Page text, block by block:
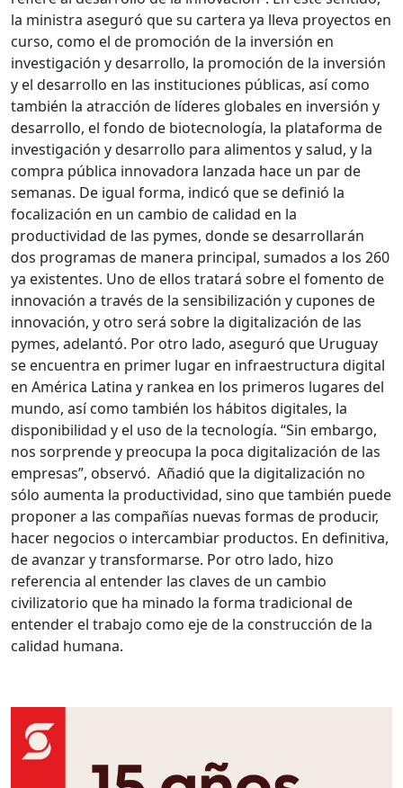
la ministra aseguró que su cartera ya lleva proyectos en
curso, como el de promoción de la inversión en
investigación y desarrollo, la promoción de la inversión
y el desarrollo en las instituciones públicas, así como
también la atracción de líderes globales en inversión y
desarrollo, el fondo de biotecnología, la plataforma de
investigación y desarrollo para alimentos y salud, y la
compra pública innovadora lanzada hace un par de
semanas. De igual forma, indicó que se definió la
focalización en un cambio de calidad en la
productividad de las pymes, donde se desarrollarán
dos programas de manera principal, sumados a los 260
ya existentes. Uno de ellos tratará sobre el fomento de
innovación a través de la sensibilización y cupones de
innovación, y otro será sobre la digitalización de las
pymes, adelantó. Por otro lado, aseguró que Uruguay
se encuentra en primer lugar en infraestructura digital
en América Latina y rankea en los primeros lugares del
mundo, así como también los hábitos digitales, la
disponibilidad y el uso de la tecnología. “Sin embargo,
nos sorprende y preocupa la poca digitalización de las
empresas”, observó. Añadió que la digitalización no
sólo aumenta la productividad, sino que también puede
proponer a las compañías nuevas formas de producir,
hacer negocios o intercambiar productos. En definitiva,
de avanzar y transformarse. Por otro lado, hizo
referencia al entender las claves de un cambio
civilizatorio que ha minado la forma tradicional de
entender el trabajo como eje de la construcción de la
calidad humana.